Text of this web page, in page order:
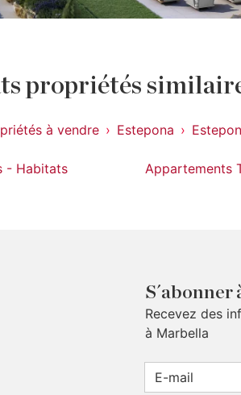
propriétés
à vendre Estepona
- Habitats Appartements
Recevez des
à Marbella